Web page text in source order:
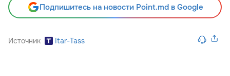
Подпишитесь на новости Point.md в Google
Источник Itar-Tass